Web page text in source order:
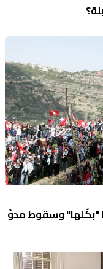
"بكّلها" وسقوط مدوٍّ